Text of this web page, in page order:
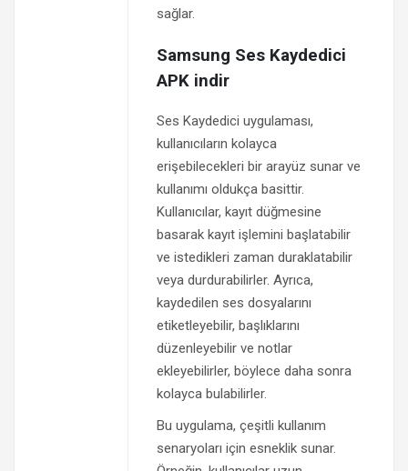
sağlar.
Samsung Ses Kaydedici
APK indir
Ses Kaydedici uygulaması,
kullanıcıların kolayca
erişebilecekleri bir arayüz sunar ve
kullanımı oldukça basittir.
Kullanıcılar, kayıt düğmesine
basarak kayıt işlemini başlatabilir
ve istedikleri zaman duraklatabilir
veya durdurabilirler. Ayrıca,
kaydedilen ses dosyalarını
etiketleyebilir, başlıklarını
düzenleyebilir ve notlar
ekleyebilirler, böylece daha sonra
kolayca bulabilirler.
Bu uygulama, çeşitli kullanım
senaryoları için esneklik sunar.